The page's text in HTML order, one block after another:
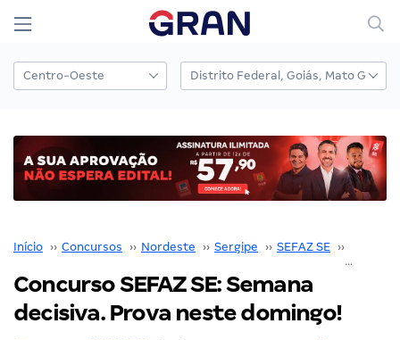
Início ›› Concursos ›› Nordeste ›› Sergipe ›› SEFAZ SE ››
Concurso SEFAZ SE: Semana
decisiva. Prova neste domingo!